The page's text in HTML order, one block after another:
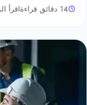
14 دقائق قراءة اقرأ